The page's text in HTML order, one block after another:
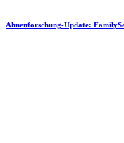
Ahnenforschung-Update: